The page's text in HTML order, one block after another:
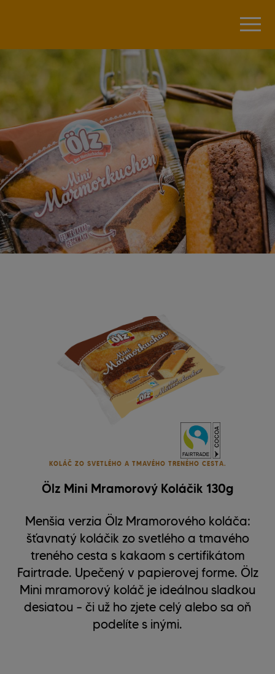
KOLÁČ ZO SVETLÉHO A TMAVÉHO TRENÉHO CESTA.
Ölz Mini Mramorový Koláčik 130g
Menšia verzia Ölz Mramorového koláča:
šťavnatý koláčik zo svetlého a tmavého
treného cesta s kakaom s certifikátom
Fairtrade. Upečený v papierovej forme. Ölz
Mini mramorový koláč je ideálnou sladkou
desiatou – či už ho zjete celý alebo sa oň
podelíte s inými.